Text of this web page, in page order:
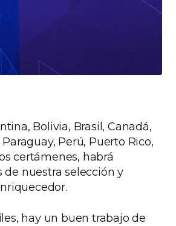
Bolivia, Brasil, Canadá,
Perú, Puerto Rico,
certámenes, habrá
nuestra selección y
hay un buen trabajo de